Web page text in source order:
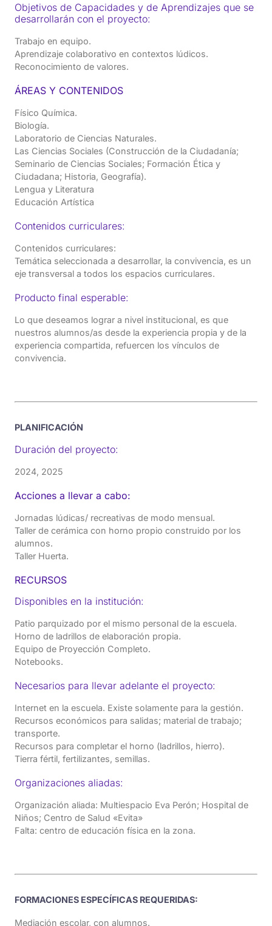
Objetivos de Capacidades y de Aprendizajes que se
desarrollarán con el proyecto:
Trabajo en equipo.
Aprendizaje colaborativo en contextos lúdicos.
Reconocimiento de valores.
ÁREAS Y CONTENIDOS
Físico Química.
Biología.
Laboratorio de Ciencias Naturales.
Las Ciencias Sociales (Construcción de la Ciudadanía;
Seminario de Ciencias Sociales; Formación Ética y
Ciudadana; Historia, Geografía).
Lengua y Literatura
Educación Artística
Contenidos curriculares:
Contenidos curriculares:
Temática seleccionada a desarrollar, la convivencia, es un
eje transversal a todos los espacios curriculares.
Producto final esperable:
Lo que deseamos lograr a nivel institucional, es que
nuestros alumnos/as desde la experiencia propia y de la
experiencia compartida, refuercen los vínculos de
convivencia.
PLANIFICACIÓN
Duración del proyecto:
2024, 2025
Acciones a llevar a cabo:
Jornadas lúdicas/ recreativas de modo mensual.
Taller de cerámica con horno propio construido por los
alumnos.
Taller Huerta.
RECURSOS
Disponibles en la institución:
Patio parquizado por el mismo personal de la escuela.
Horno de ladrillos de elaboración propia.
Equipo de Proyección Completo.
Notebooks.
Necesarios para llevar adelante el proyecto:
Internet en la escuela. Existe solamente para la gestión.
Recursos económicos para salidas; material de trabajo;
transporte.
Recursos para completar el horno (ladrillos, hierro).
Tierra fértil, fertilizantes, semillas.
Organizaciones aliadas:
Organización aliada: Multiespacio Eva Perón; Hospital de
Niños; Centro de Salud «Evita»
Falta: centro de educación física en la zona.
FORMACIONES ESPECÍFICAS REQUERIDAS:
Mediación escolar, con alumnos.